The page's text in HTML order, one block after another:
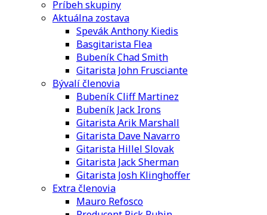
Príbeh skupiny
Aktuálna zostava
Spevák Anthony Kiedis
Basgitarista Flea
Bubeník Chad Smith
Gitarista John Frusciante
Bývalí členovia
Bubeník Cliff Martinez
Bubeník Jack Irons
Gitarista Arik Marshall
Gitarista Dave Navarro
Gitarista Hillel Slovak
Gitarista Jack Sherman
Gitarista Josh Klinghoffer
Extra členovia
Mauro Refosco